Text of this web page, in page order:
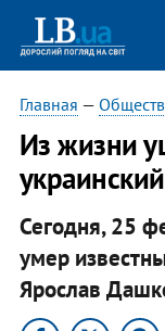
Главная —
Из жизни
Сегодня, 25
умер
Ярослав